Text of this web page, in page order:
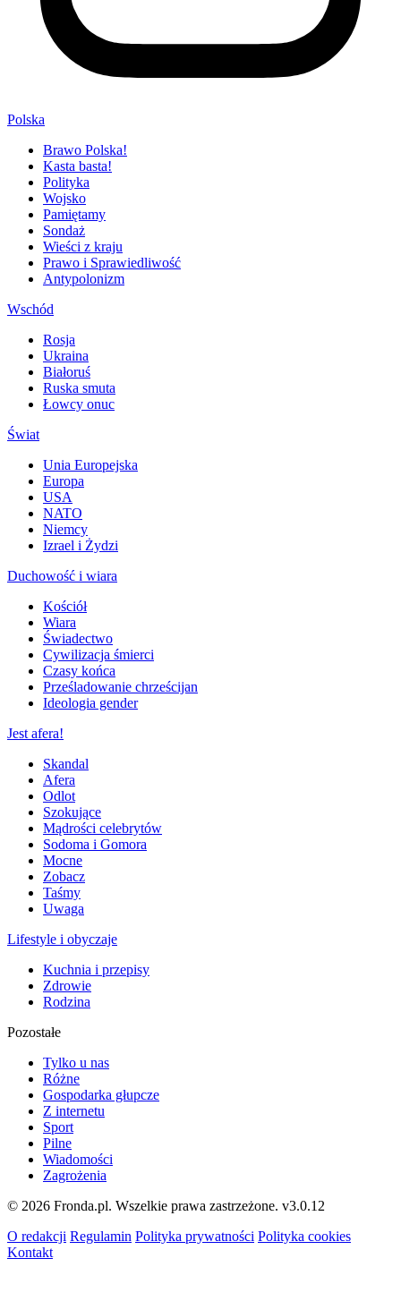
Polska
Brawo Polska!
Kasta basta!
Polityka
Wojsko
Pamiętamy
Sondaż
Wieści z kraju
Prawo i Sprawiedliwość
Antypolonizm
Wschód
Rosja
Ukraina
Białoruś
Ruska smuta
Łowcy onuc
Świat
Unia Europejska
Europa
USA
NATO
Niemcy
Izrael i Żydzi
Duchowość i wiara
Kościół
Wiara
Świadectwo
Cywilizacja śmierci
Czasy końca
Prześladowanie chrześcijan
Ideologia gender
Jest afera!
Skandal
Afera
Odlot
Szokujące
Mądrości celebrytów
Sodoma i Gomora
Mocne
Zobacz
Taśmy
Uwaga
Lifestyle i obyczaje
Kuchnia i przepisy
Zdrowie
Rodzina
Pozostałe
Tylko u nas
Różne
Gospodarka głupcze
Z internetu
Sport
Pilne
Wiadomości
Zagrożenia
© 2026 Fronda.pl. Wszelkie prawa zastrzeżone. v3.0.12
O redakcji Regulamin Polityka prywatności Polityka cookies
Kontakt